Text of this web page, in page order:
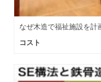
なぜ木造で福祉施設を計
コスト